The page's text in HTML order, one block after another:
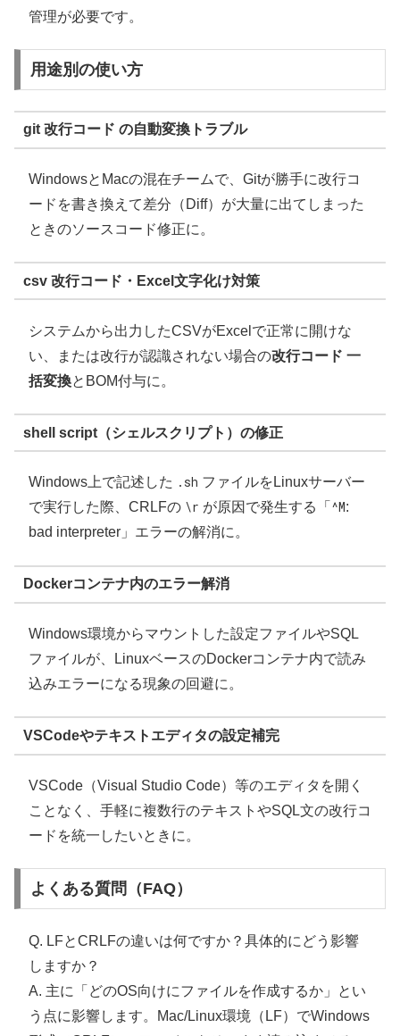
管理が必要です。
用途別の使い方
git 改行コード の自動変換トラブル
WindowsとMacの混在チームで、Gitが勝手に改行コ
ードを書き換えて差分（Diff）が大量に出てしまった
ときのソースコード修正に。
csv 改行コード・Excel文字化け対策
システムから出力したCSVがExcelで正常に開けな
い、または改行が認識されない場合の改行コード 一
括変換とBOM付与に。
shell script（シェルスクリプト）の修正
Windows上で記述した .sh ファイルをLinuxサーバー
で実行した際、CRLFの \r が原因で発生する「 ^M:
bad interpreter」エラーの解消に。
Dockerコンテナ内のエラー解消
Windows環境からマウントした設定ファイルやSQL
ファイルが、LinuxベースのDockerコンテナ内で読み
込みエラーになる現象の回避に。
VSCodeやテキストエディタの設定補完
VSCode（Visual Studio Code）等のエディタを開く
ことなく、手軽に複数行のテキストやSQL文の改行コ
ードを統一したいときに。
よくある質問（FAQ）
Q. LFとCRLFの違いは何ですか？具体的にどう影響
しますか？
A. 主に「どのOS向けにファイルを作成するか」とい
う点に影響します。Mac/Linux環境（LF）でWindows